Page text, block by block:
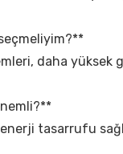
daha
enerji tasarrufu